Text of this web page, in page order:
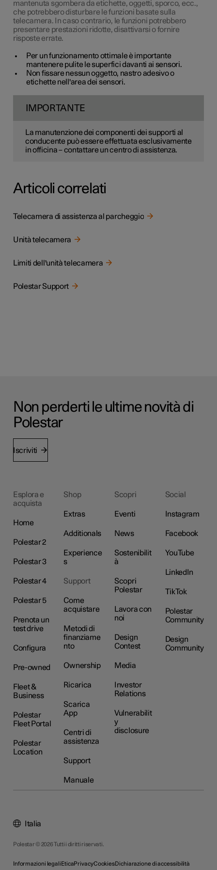
mantenuta sgombera da etichette, oggetti, sporco, ecc.,
che potrebbero disturbare le funzioni basate sulla
telecamera. In caso contrario, le funzioni potrebbero
presentare prestazioni ridotte, disattivarsi o fornire
risposte errate.
Per un funzionamento ottimale è importante
mantenere pulite le superfici davanti ai sensori.
Non fissare nessun oggetto, nastro adesivo o
etichette nell'area dei sensori.
IMPORTANTE
La manutenzione dei componenti dei supporti al
conducente può essere effettuata esclusivamente
in officina – contattare un centro di assistenza.
Articoli correlati
Telecamera di assistenza al parcheggio
Unità telecamera
Limiti dell'unità telecamera
Polestar Support
Non perderti le ultime novità di
Polestar
Iscriviti
Esplora e
acquista
Home
Polestar 2
Polestar 3
Polestar 4
Polestar 5
Prenota un
test drive
Configura
Pre-owned
Fleet &
Business
Polestar
Fleet Portal
Polestar
Location
Shop
Extras
Additionals
Experience
s
Support
Come
acquistare
Metodi di
finanziame
nto
Ownership
Ricarica
Scarica
App
Centri di
assistenza
Support
Manuale
Scopri
Eventi
News
Sostenibilit
à
Scopri
Polestar
Lavora con
noi
Design
Contest
Media
Investor
Relations
Vulnerabilit
y
disclosure
Social
Instagram
Facebook
YouTube
LinkedIn
TikTok
Polestar
Community
Design
Community
Polestar © 2026 Tutti i diritti riservati.
Informazioni legali EticaPrivacyCookiesDichiarazione di accessibilità
Italia